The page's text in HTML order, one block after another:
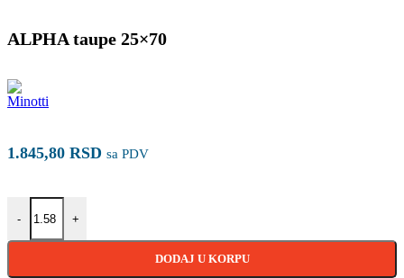
ALPHA taupe 25×70
1.845,80 RSD sa PDV
-
ALPHA taupe 25×70 količina
+
DODAJ U KORPU